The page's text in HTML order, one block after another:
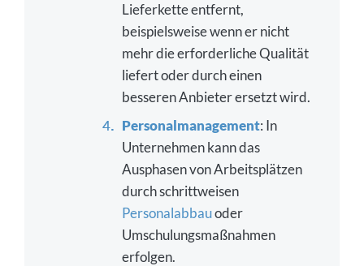
Lieferkette entfernt,
beispielsweise wenn er nicht
mehr die erforderliche Qualität
liefert oder durch einen
besseren Anbieter ersetzt wird.
Personalmanagement: In
Unternehmen kann das
Ausphasen von Arbeitsplätzen
durch schrittweisen
Personalabbauoder
Umschulungsmaßnahmen
erfolgen.